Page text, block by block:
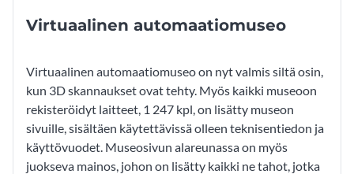
Virtuaalinen automaatiomuseo
Virtuaalinen automaatiomuseo on nyt valmis siltä osin,
kun 3D skannaukset ovat tehty. Myös kaikki museoon
rekisteröidyt laitteet, 1 247 kpl, on lisätty museon
sivuille, sisältäen käytettävissä olleen teknisentiedon ja
käyttövuodet. Museosivun alareunassa on myös
juokseva mainos, johon on lisätty kaikki ne tahot, jotka